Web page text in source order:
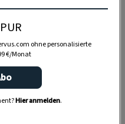
ohne personalisierte
€/Monat
Hier anmelden.